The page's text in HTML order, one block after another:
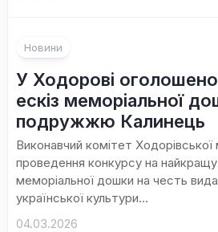
Новини
У Ходорові
ескіз меморіальної
подружжю Калинець
Виконавчий комітет Ходорівської
проведення конкурсу на найкращу
меморіальної дошки на честь
української культури...
04.03.2026